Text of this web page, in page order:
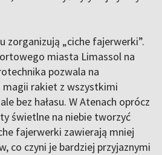
zorganizują „ciche fajerwerki”.
miasta Limassol na
pozwala na
rakiet z wszystkimi
bez hałasu. W Atenach oprócz
świetlne na niebie tworzyć
fajerwerki zawierają mniej
co czyni je bardziej przyjaznymi